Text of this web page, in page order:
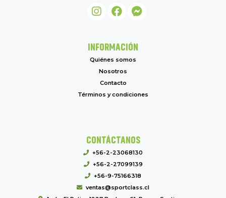
INFORMACIÓN
Quiénes somos
Nosotros
Contacto
Términos y condiciones
CONTÁCTANOS
+56-2-23068130
+56-2-27099139
+56-9-75166318
ventas@sportclass.cl